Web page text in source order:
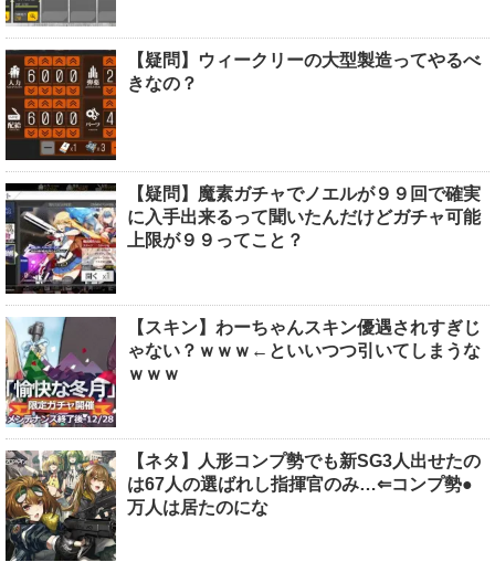
【疑問】ウィークリーの大型製造ってやるべ
きなの？
【疑問】魔素ガチャでノエルが９９回で確実
に入手出来るって聞いたんだけどガチャ可能
上限が９９ってこと？
【スキン】わーちゃんスキン優遇されすぎじ
ゃない？ｗｗｗ←といいつつ引いてしまうな
ｗｗｗ
【ネタ】人形コンプ勢でも新SG3人出せたの
は67人の選ばれし指揮官のみ…⇐コンプ勢●
万人は居たのにな